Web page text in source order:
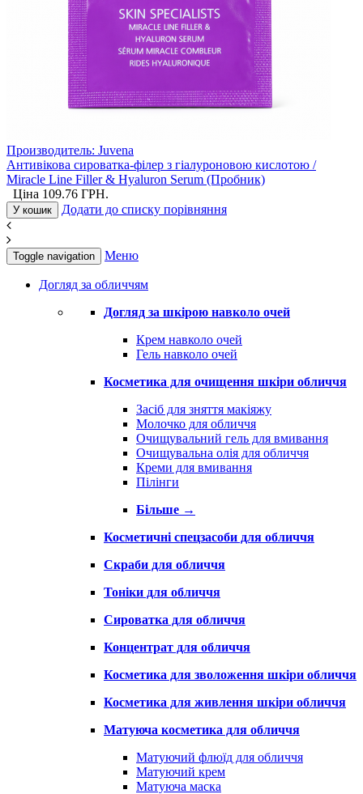
Производитель: Juvena
Антивікова сироватка-філер з гіалуроновою кислотою /
Miracle Line Filler & Hyaluron Serum (Пробник)
Ціна 109.76 ГРН.
У кошик Додати до списку порівняння
Toggle navigation Меню
Догляд за обличчям
Догляд за шкірою навколо очей
Крем навколо очей
Гель навколо очей
Косметика для очищення шкіри обличчя
Засіб для зняття макіяжу
Молочко для обличчя
Очищувальний гель для вмивання
Очищувальна олія для обличчя
Креми для вмивання
Пілінги
Більше →
Косметичні спецзасоби для обличчя
Скраби для обличчя
Тоніки для обличчя
Сироватка для обличчя
Концентрат для обличчя
Косметика для зволоження шкіри обличчя
Косметика для живлення шкіри обличчя
Матуюча косметика для обличчя
Матуючий флюїд для обличчя
Матуючий крем
Матуюча маска